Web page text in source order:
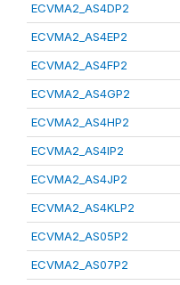
ECVMA2_AS4DP2
ECVMA2_AS4EP2
ECVMA2_AS4FP2
ECVMA2_AS4GP2
ECVMA2_AS4HP2
ECVMA2_AS4IP2
ECVMA2_AS4JP2
ECVMA2_AS4KLP2
ECVMA2_AS05P2
ECVMA2_AS07P2